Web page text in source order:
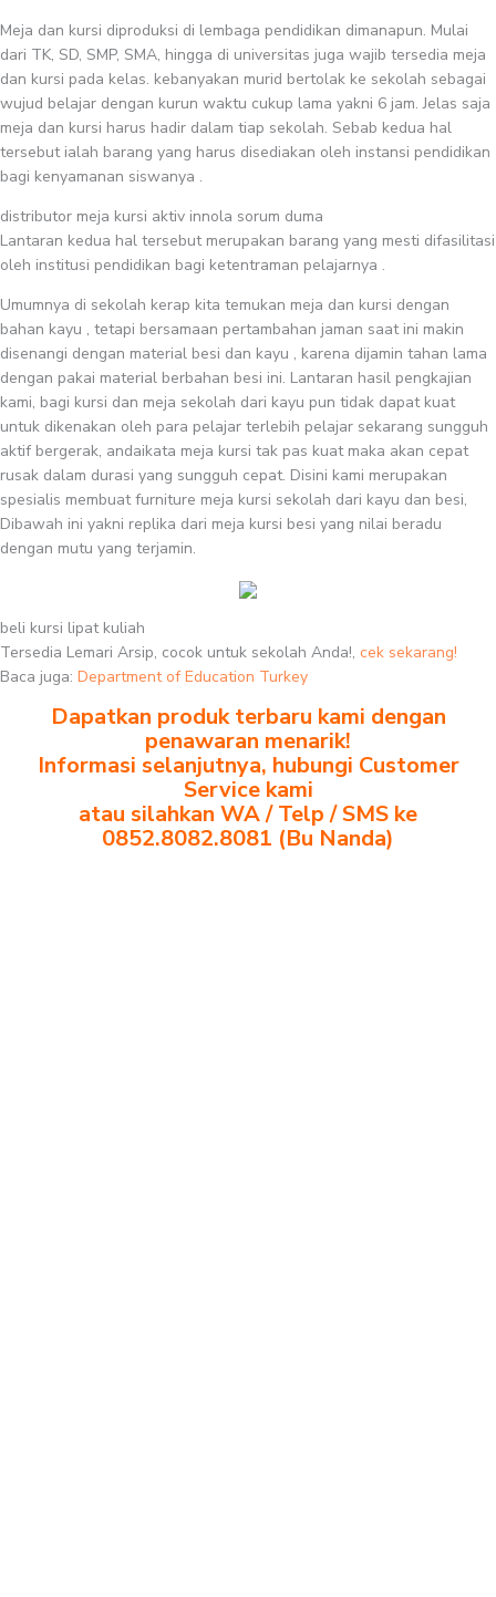
Meja dan kursi diproduksi di lembaga pendidikan dimanapun. Mulai
dari TK, SD, SMP, SMA, hingga di universitas juga wajib tersedia meja
dan kursi pada kelas. kebanyakan murid bertolak ke sekolah sebagai
wujud belajar dengan kurun waktu cukup lama yakni 6 jam. Jelas saja
meja dan kursi harus hadir dalam tiap sekolah. Sebab kedua hal
tersebut ialah barang yang harus disediakan oleh instansi pendidikan
bagi kenyamanan siswanya .
distributor meja kursi aktiv innola sorum duma
Lantaran kedua hal tersebut merupakan barang yang mesti difasilitasi
oleh institusi pendidikan bagi ketentraman pelajarnya .
Umumnya di sekolah kerap kita temukan meja dan kursi dengan
bahan kayu , tetapi bersamaan pertambahan jaman saat ini makin
disenangi dengan material besi dan kayu , karena dijamin tahan lama
dengan pakai material berbahan besi ini. Lantaran hasil pengkajian
kami, bagi kursi dan meja sekolah dari kayu pun tidak dapat kuat
untuk dikenakan oleh para pelajar terlebih pelajar sekarang sungguh
aktif bergerak, andaikata meja kursi tak pas kuat maka akan cepat
rusak dalam durasi yang sungguh cepat. Disini kami merupakan
spesialis membuat furniture meja kursi sekolah dari kayu dan besi,
Dibawah ini yakni replika dari meja kursi besi yang nilai beradu
dengan mutu yang terjamin.
beli kursi lipat kuliah
Tersedia Lemari Arsip, cocok untuk sekolah Anda!, cek sekarang!
Baca juga: Department of Education Turkey
Dapatkan produk terbaru kami dengan
penawaran menarik!
Informasi selanjutnya, hubungi Customer
Service kami
atau silahkan WA / Telp / SMS ke
0852.8082.8081 (Bu Nanda)